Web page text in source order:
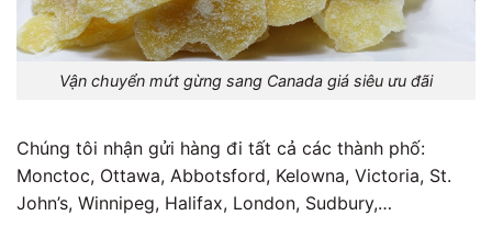
Vận chuyển mứt gừng sang Canada giá siêu ưu đãi
Chúng tôi nhận gửi hàng đi tất cả các thành phố:
Monctoc, Ottawa, Abbotsford, Kelowna, Victoria, St.
John’s, Winnipeg, Halifax, London, Sudbury,…